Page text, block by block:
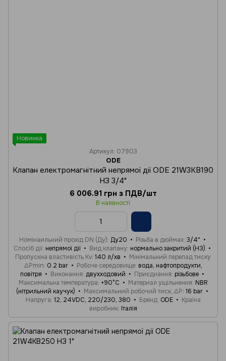
Новинка
Артикул: 07903
ODE
Клапан електромагнітний непрямої дії ODE 21W3KB190
НЗ 3/4"
6 006.91 грн з ПДВ/шт
В наявності
Номінаильний прохід DN (Ду) Ду20 Різьба в дюймах 3/4"
Спосіб дії непрямої дії Вид клапану нормально закритий (НЗ)
Пропускна властивість Kv 140 л/хв
Мінімальний перепад тиску
ΔPmin 0.2 bar Робоче середовище вода, нафтопродукти,
повітря
Виконання двухходовий Приєднання різьбове
Максимальна температура +90°C Материал ущільнення NBR
(нітрильний каучук)
Максимальний робочий тиск, ΔP 16 bar
Напруга 12, 24VDC, 220/230, 380 Бренд ODE
Країна
виробник Італія